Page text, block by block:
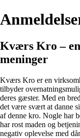
Kværs Kro –
meninger
Kværs Kro er en
tilbyder
deres gæster. Med en
det være svært at danne
af denne kro. Nogle har
har rost maden og
negativ oplevelse med